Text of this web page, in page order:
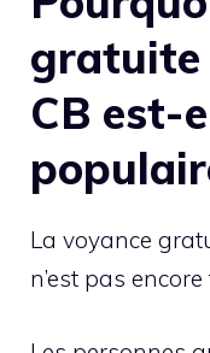
gratuite
CB est-
La voyance
n’est pas